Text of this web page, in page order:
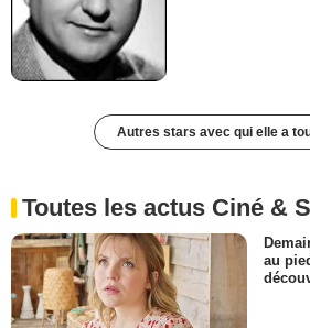
Autres stars avec qui elle a
Toutes les actus Ciné &
au